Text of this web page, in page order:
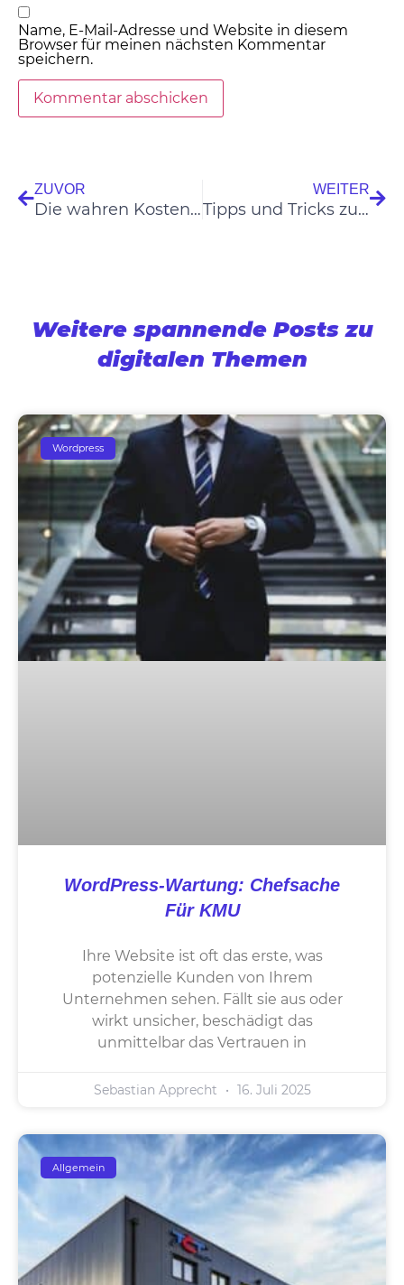
Name, E-Mail-Adresse und Website in diesem
Browser für meinen nächsten Kommentar
speichern.
ZUVOR
Die wahren Kosten der WordPress Wartung: Wie viel sollten Sie investieren?
WEITER
Tipps und Tricks zum Umziehen von WordPress auf einen neuen Server
Weitere spannende Posts zu
digitalen Themen
Wordpress
WordPress-Wartung: Chefsache
Für KMU
Ihre Website ist oft das erste, was
potenzielle Kunden von Ihrem
Unternehmen sehen. Fällt sie aus oder
wirkt unsicher, beschädigt das
unmittelbar das Vertrauen in
Sebastian Apprecht 16. Juli 2025
Allgemein